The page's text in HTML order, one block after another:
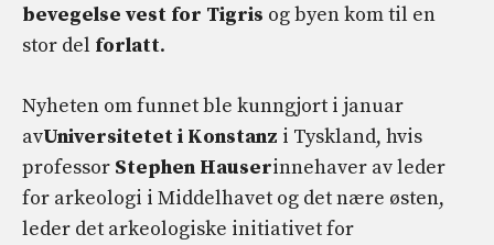
bevegelse vest for Tigris og byen kom til en
stor del forlatt.
Nyheten om funnet ble kunngjort i januar
avUniversitetet i Konstanz i Tyskland, hvis
professor Stephen Hauserinnehaver av leder
for arkeologi i Middelhavet og det nære østen,
leder det arkeologiske initiativet for